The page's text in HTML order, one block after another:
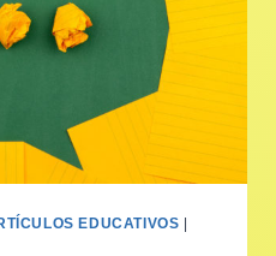
EDUCATIVOS |